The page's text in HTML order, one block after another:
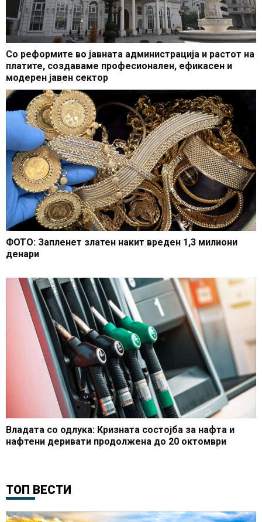
Со реформите во јавната администрација и растот на
платите, создаваме професионален, ефикасен и
модерен јавен сектор
ФОТО: Запленет златен накит вреден 1,3 милиони
денари
Владата со одлука: Кризната состојба за нафта и
нафтени деривати продолжена до 20 октомври
ТОП ВЕСТИ